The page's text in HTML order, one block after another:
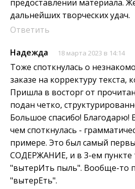
предоставлении материала.
дальнейших творческих удач.
Ответить
Надежда 18 марта 2023 в 14:14
Тоже споткнулась о
заказе на корректуру текста,
Пришла в восторг от
подан четко,
Большое спасибо! Благодарю!
чем споткнулась -
примере. Это был самый
СОДЕРЖАНИЕ, и в 3-ем пункте
"вытерИть пыль". Вообще-то
"вытерЕть".